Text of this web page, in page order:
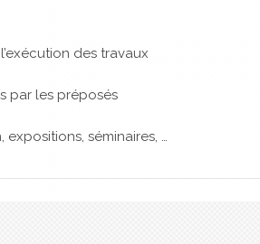
des travaux
par les préposés
séminaires, …